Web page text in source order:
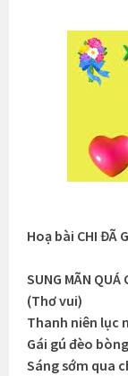
Hoạ bài CHI ĐÃ
SUNG MÃN QUÁ
(Thơ vui)
Thanh niên lục
Gái gú đèo
Sáng sớm qua